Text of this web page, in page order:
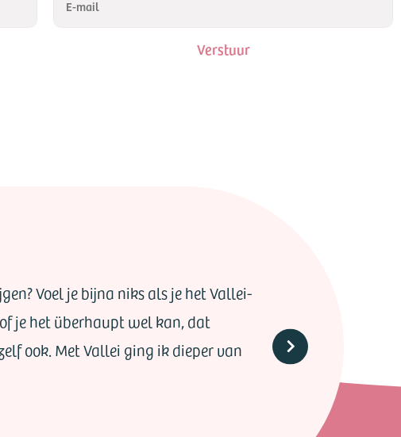
Verstuur
Voel je bijna niks als je het Vallei-
je het überhaupt wel kan, dat
ook. Met Vallei ging ik dieper van